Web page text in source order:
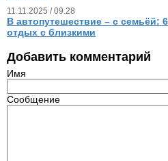
11.11.2025 / 09.28
В автопутешествие – с семьёй:
отдых с близкими
Добавить комментарий
Имя
Сообщение